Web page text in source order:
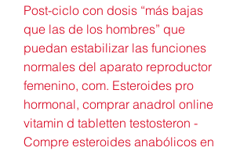
Post-ciclo con dosis “más bajas
que las de los hombres” que
puedan estabilizar las funciones
normales del aparato reproductor
femenino, com. Esteroides pro
hormonal, comprar anadrol online
vitamin d tabletten testosteron -
Compre esteroides anabólicos en